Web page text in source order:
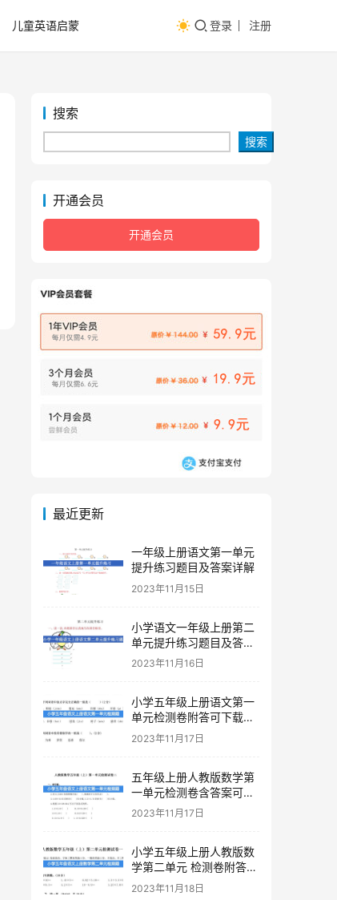
儿童英语启蒙 登录 注册
搜索
搜索
开通会员
开通会员
最近更新
一年级上册语文第一单元
提升练习题目及答案详解
2023年11月15日
小学语文一年级上册第二
单元提升练习题目及答案
下载
2023年11月16日
小学五年级上册语文第一
单元检测卷附答可下载打
印
2023年11月17日
五年级上册人教版数学第
一单元检测卷含答案可下
载打印
2023年11月17日
小学五年级上册人教版数
学第二单元 检测卷附答案
下载
2023年11月18日